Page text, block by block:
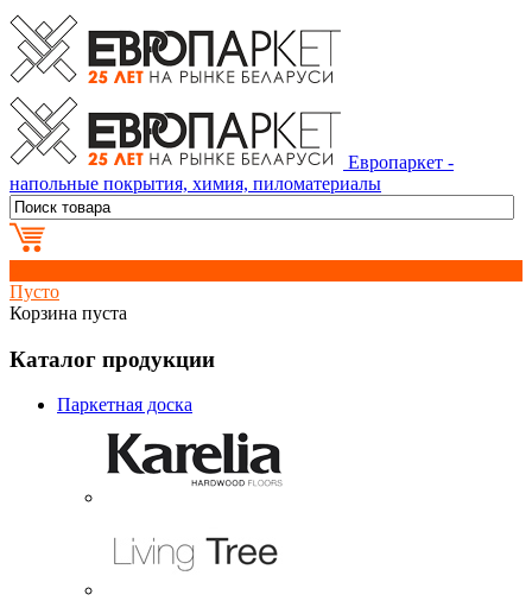
Европаркет -
напольные покрытия, химия, пиломатериалы
Пусто
Корзина пуста
Каталог продукции
Паркетная доска